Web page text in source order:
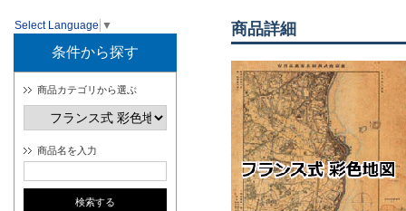
Select Language ▼
条件から探す
商品カテゴリから選ぶ
商品名を入力
商品詳細